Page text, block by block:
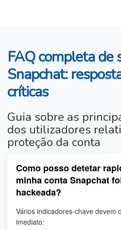
FAQ completa de
Snapchat:
críticas
Guia sobre as
dos utilizadores
proteção da conta
Como posso detetar
minha conta Snapchat
hackeada?
Vários indicadores-chave devem
imediato: